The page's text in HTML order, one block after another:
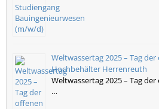
Weltwassertag 2025 – Tag
Hochbehälter Herrenreuth
Weltwassertag 2025 – Tag
…